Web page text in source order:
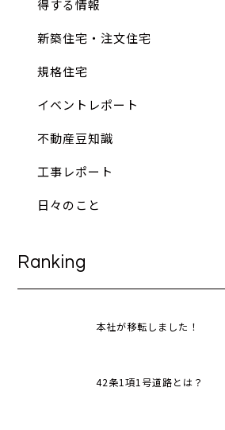
得する情報
新築住宅・注文住宅
規格住宅
イベントレポート
不動産豆知識
工事レポート
日々のこと
Ranking
本社が移転しました！
42条1項1号道路とは？